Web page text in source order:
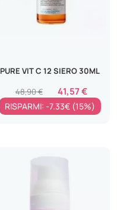
PURE VIT C 12 SIERO 30ML
41,57 €
48,90 €
RISPARMI: -7.33€ (15%)